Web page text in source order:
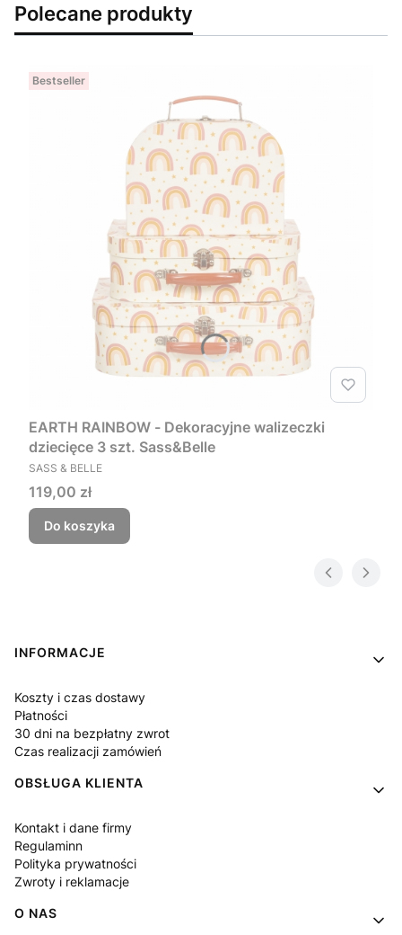
Polecane produkty
Bestseller
EARTH RAINBOW - Dekoracyjne walizeczki
dziecięce 3 szt. Sass&Belle
PRODUCENT
SASS & BELLE
Cena
119,00 zł
Do koszyka
Linki w stopce
INFORMACJE
Koszty i czas dostawy
Płatności
30 dni na bezpłatny zwrot
Czas realizacji zamówień
OBSŁUGA KLIENTA
Kontakt i dane firmy
Regulaminn
Polityka prywatności
Zwroty i reklamacje
O NAS